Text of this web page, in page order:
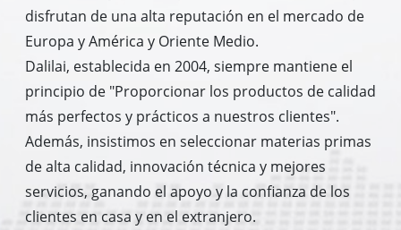
disfrutan de una alta reputación en el mercado de
Europa y América y Oriente Medio.
Dalilai, establecida en 2004, siempre mantiene el
principio de "Proporcionar los productos de calidad
más perfectos y prácticos a nuestros clientes".
Además, insistimos en seleccionar materias primas
de alta calidad, innovación técnica y mejores
servicios, ganando el apoyo y la confianza de los
clientes en casa y en el extranjero.